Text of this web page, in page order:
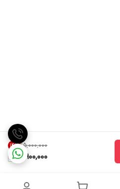
۱۵٬۰۰۰٬۰۰۰ 14%
12,900,000